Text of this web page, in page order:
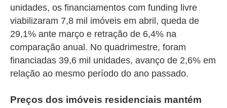
unidades, os financiamentos com funding livre
viabilizaram 7,8 mil imóveis em abril, queda de
29,1% ante março e retração de 6,4% na
comparação anual. No quadrimestre, foram
financiadas 39,6 mil unidades, avanço de 2,6% em
relação ao mesmo período do ano passado.
Preços dos imóveis residenciais mantém